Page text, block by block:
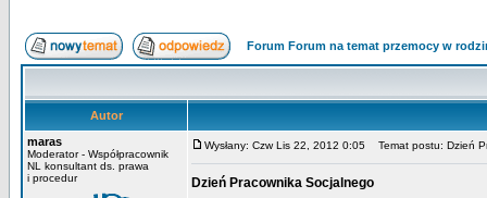
Forum Forum na temat przemocy w
Autor
maras
Moderator - Współpracownik
NL konsultant ds. prawa
i procedur
Wysłany: Czw Lis 22, 2012 0:05 Temat postu: Dzień
Dzień Pracownika Socjalnego